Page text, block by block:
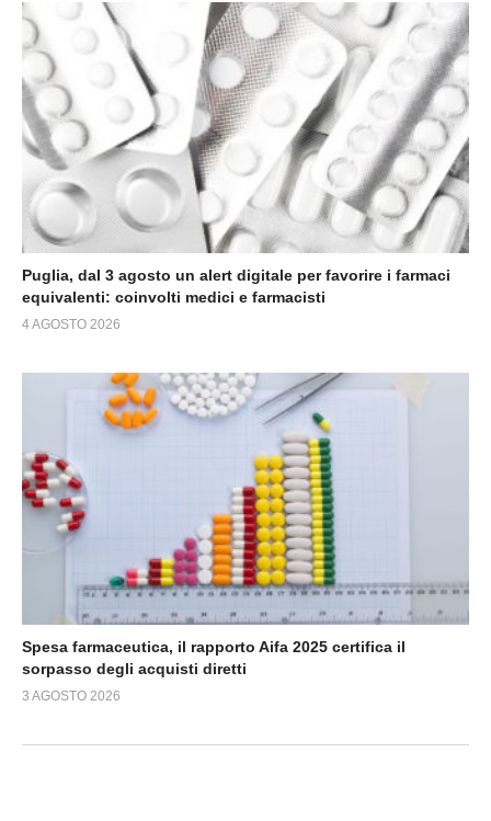
Puglia, dal 3 agosto un alert digitale per favorire i farmaci
equivalenti: coinvolti medici e farmacisti
4 AGOSTO 2026
Spesa farmaceutica, il rapporto Aifa 2025 certifica il
sorpasso degli acquisti diretti
3 AGOSTO 2026